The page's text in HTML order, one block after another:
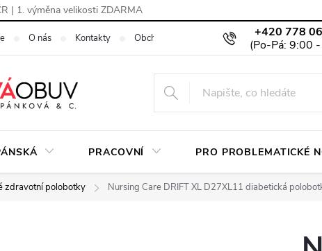
| 1. výměna velikosti ZDARMA
+420 778
O nás Kontakty Obchodní podmínky Podmínky ochrany
PRACOVNÍ PRO PROBLEMATICKÉ
zdravotní polobotky Nursing Care DRIFT XL D27XL11 diabetická